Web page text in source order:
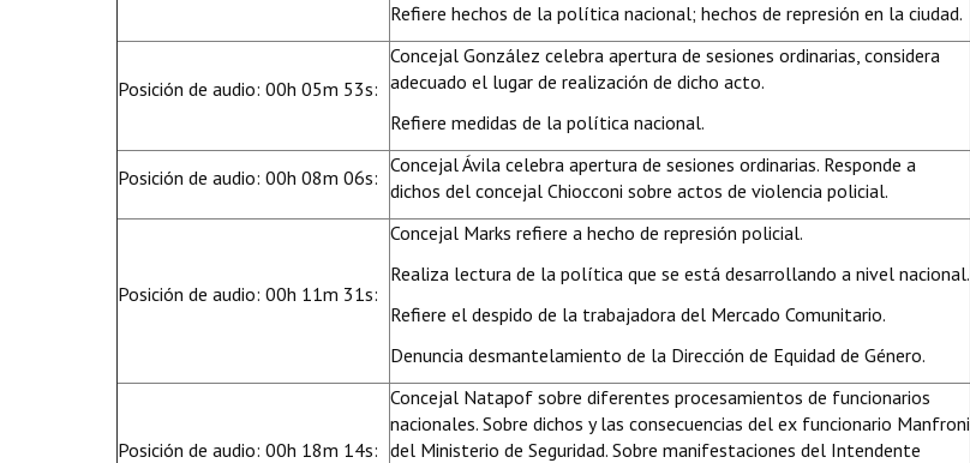
Refiere hechos de la política nacional; hechos de represión en la ciudad.
Posición de audio: 00h 05m 53s:
Concejal González celebra apertura de sesiones ordinarias, considera
adecuado el lugar de realización de dicho acto.
Refiere medidas de la política nacional.
Posición de audio: 00h 08m 06s:
Concejal Ávila celebra apertura de sesiones ordinarias. Responde a
dichos del concejal Chiocconi sobre actos de violencia policial.
Posición de audio: 00h 11m 31s:
Concejal Marks refiere a hecho de represión policial.
Realiza lectura de la política que se está desarrollando a nivel nacional.
Refiere el despido de la trabajadora del Mercado Comunitario.
Denuncia desmantelamiento de la Dirección de Equidad de Género.
Posición de audio: 00h 18m 14s:
Concejal Natapof sobre diferentes procesamientos de funcionarios
nacionales. Sobre dichos y las consecuencias del ex funcionario Manfroni
del Ministerio de Seguridad. Sobre manifestaciones del Intendente